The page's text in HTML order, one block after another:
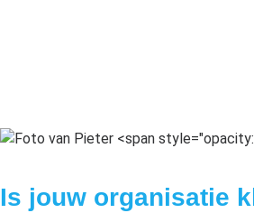
Is jouw organisatie